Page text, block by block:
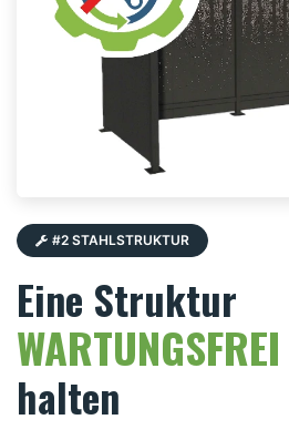
#2 STAHLSTRUKTUR
Eine Struktur
WARTUNGSFREI
halten